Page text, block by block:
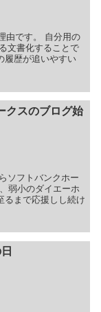
由です。 自分用の
文書化することで
履歴が追いやすい
クスのブログ始
ソフトバンクホー
弱小のダイエーホ
るまで応援しし続け